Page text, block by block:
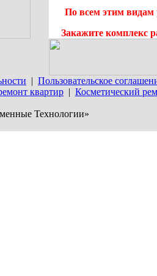
По всем этим видам
Закажите комплекс
| Пользовательское
квартир | Косметический
Технологии»